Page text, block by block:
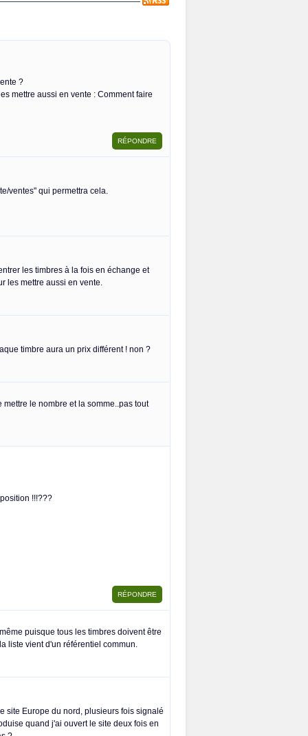
?
mettre aussi en vente : Comment faire
ventes" qui permettra cela.
les timbres à la fois en échange et
les mettre aussi en vente.
timbre aura un prix différent ! non ?
le nombre et la somme..pas tout
!!!???
puisque tous les timbres doivent être
liste vient d'un référentiel commun.
site Europe du nord, plusieurs fois signalé
quand j'ai ouvert le site deux fois en